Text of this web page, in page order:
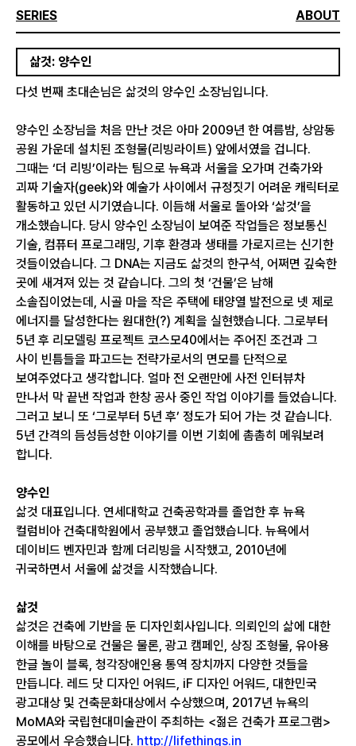
SERIES ABOUT
삶것: 양수인
다섯 번째 초대손님은 삶것의 양수인 소장님입니다.
양수인 소장님을 처음 만난 것은 아마 2009년 한 여름밤, 상암동
공원 가운데 설치된 조형물(리빙라이트) 앞에서였을 겁니다.
그때는 ‘더 리빙’이라는 팀으로 뉴욕과 서울을 오가며 건축가와
괴짜 기술자(geek)와 예술가 사이에서 규정짓기 어려운 캐릭터로
활동하고 있던 시기였습니다. 이듬해 서울로 돌아와 ‘삶것’을
개소했습니다. 당시 양수인 소장님이 보여준 작업들은 정보통신
기술, 컴퓨터 프로그래밍, 기후 환경과 생태를 가로지르는 신기한
것들이었습니다. 그 DNA는 지금도 삶것의 한구석, 어쩌면 깊숙한
곳에 새겨져 있는 것 같습니다. 그의 첫 ‘건물’은 남해
소솔집이었는데, 시골 마을 작은 주택에 태양열 발전으로 넷 제로
에너지를 달성한다는 원대한(?) 계획을 실현했습니다. 그로부터
5년 후 리모델링 프로젝트 코스모40에서는 주어진 조건과 그
사이 빈틈들을 파고드는 전략가로서의 면모를 단적으로
보여주었다고 생각합니다. 얼마 전 오랜만에 사전 인터뷰차
만나서 막 끝낸 작업과 한창 공사 중인 작업 이야기를 들었습니다.
그러고 보니 또 ‘그로부터 5년 후’ 정도가 되어 가는 것 같습니다.
5년 간격의 듬성듬성한 이야기를 이번 기회에 촘촘히 메워보려
합니다.
양수인
삶것 대표입니다. 연세대학교 건축공학과를 졸업한 후 뉴욕
컬럼비아 건축대학원에서 공부했고 졸업했습니다. 뉴욕에서
데이비드 벤자민과 함께 더리빙을 시작했고, 2010년에
귀국하면서 서울에 삶것을 시작했습니다.
삶것
삶것은 건축에 기반을 둔 디자인회사입니다. 의뢰인의 삶에 대한
이해를 바탕으로 건물은 물론, 광고 캠페인, 상징 조형물, 유아용
한글 놀이 블록, 청각장애인용 통역 장치까지 다양한 것들을
만듭니다. 레드 닷 디자인 어워드, iF 디자인 어워드, 대한민국
광고대상 및 건축문화대상에서 수상했으며, 2017년 뉴욕의
MoMA와 국립현대미술관이 주최하는 <젊은 건축가 프로그램>
공모에서 우승했습니다. http://lifethings.in